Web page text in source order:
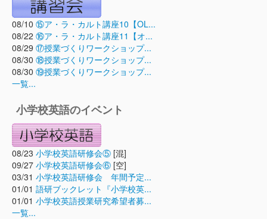
08/10 ⑮ア・ラ・カルト講座10【OL...
08/22 ⑯ア・ラ・カルト講座11【オ...
08/29 ⑰授業づくりワークショップ...
08/30 ⑱授業づくりワークショップ...
08/30 ⑲授業づくりワークショップ...
一覧...
小学校英語のイベント
08/23 小学校英語研修会⑤ [混]
09/27 小学校英語研修会⑥ [空]
03/31 小学校英語研修会 年間予定...
01/01 語研ブックレット『小学校英...
01/01 小学校英語授業研究希望者募...
一覧...